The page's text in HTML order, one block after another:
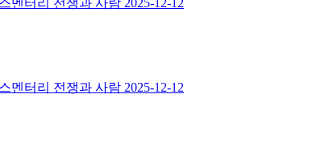
멘터리 전쟁과 사람 2025-12-12
멘터리 전쟁과 사람 2025-12-12